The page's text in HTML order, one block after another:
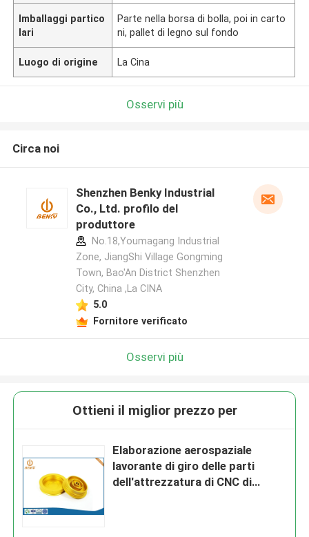
Imballaggi partico
lari
Parte nella borsa di bolla, poi in carto
ni, pallet di legno sul fondo
Luogo di origine La Cina
Osservi più
Circa noi
Shenzhen Benky Industrial
Co., Ltd. profilo del
produttore
No.18,Youmagang Industrial
Zone, JiangShi Village Gongming
Town, Bao'An District Shenzhen
City, China ,La CINA
5.0
Fornitore verificato
Osservi più
Ottieni il miglior prezzo per
Elaborazione aerospaziale
lavorante di giro delle parti
dell'attrezzatura di CNC di